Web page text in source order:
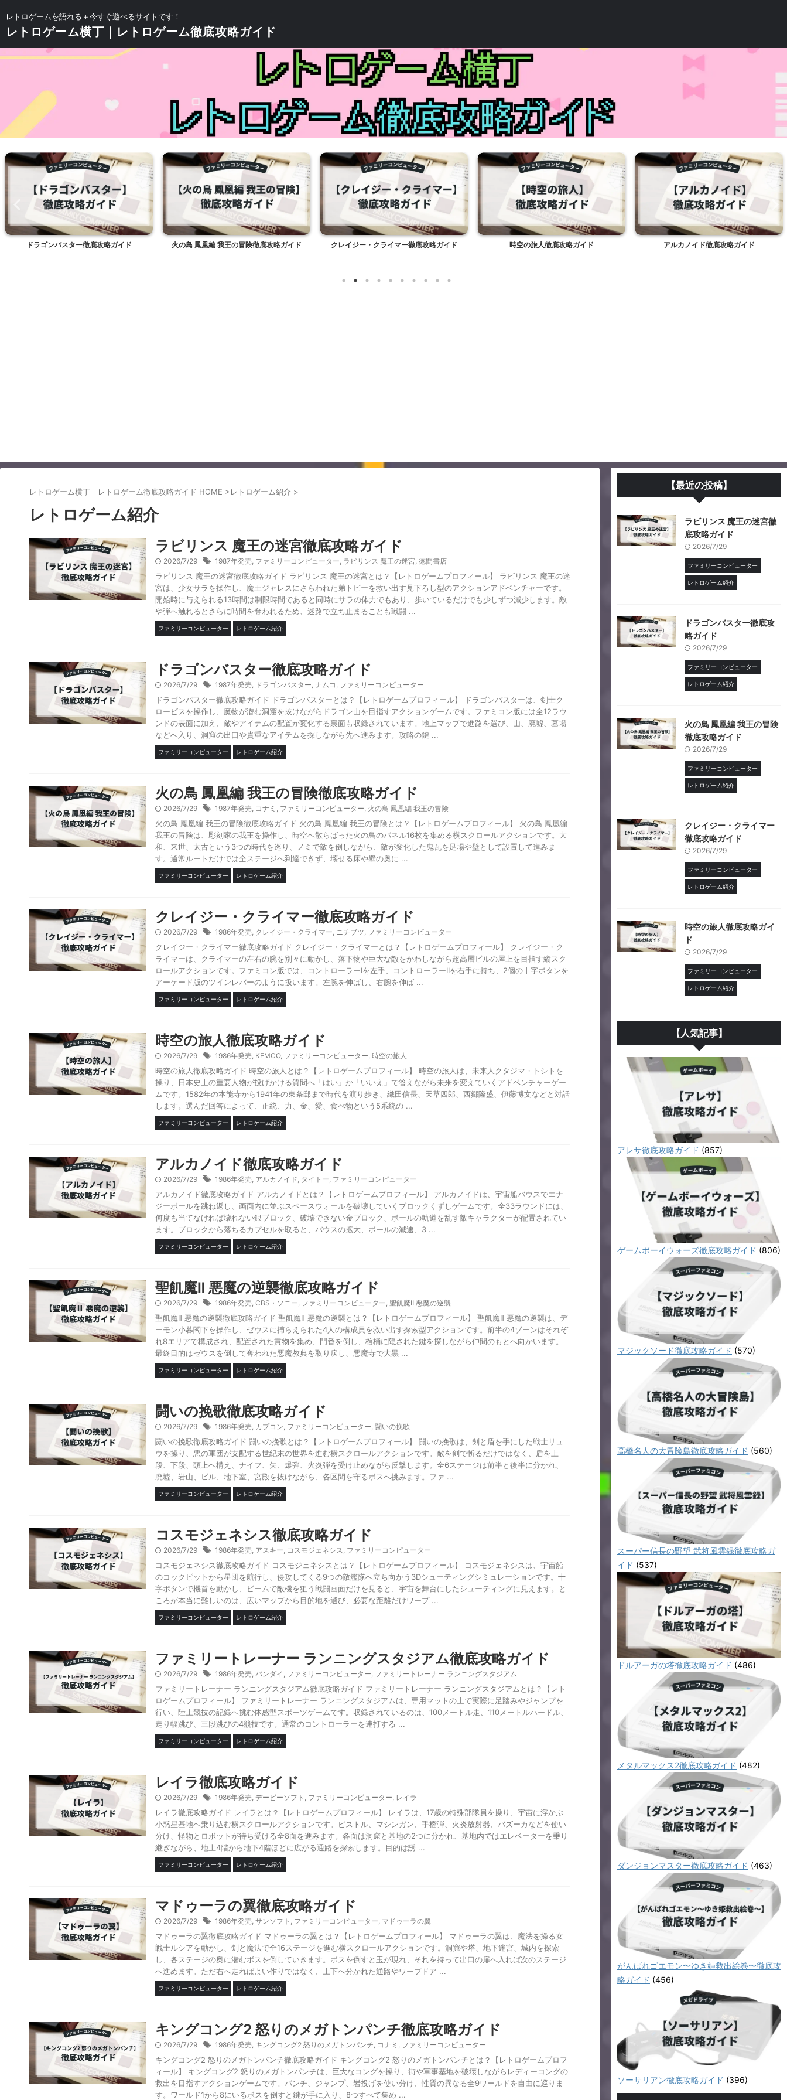
レトロゲームを語れる＋今すぐ遊べるサイトです！
レトロゲーム横丁｜レトロゲーム徹底攻略ガイド
ドラゴンバスター徹底攻略ガイド 火の鳥 鳳凰編 我王の冒険徹底攻略ガイド クレイジー・クライマー徹底攻略ガイド 時空の旅人徹底攻略ガイド アルカノイド徹底攻略ガイド
レトロゲーム横丁｜レトロゲーム徹底攻略ガイド HOME >レトロゲーム紹介 >
レトロゲーム紹介
ラビリンス 魔王の迷宮徹底攻略ガイド
2026/7/29 1987年発売, ファミリーコンピューター, ラビリンス 魔王の迷宮, 徳間書店
ラビリンス 魔王の迷宮徹底攻略ガイド ラビリンス 魔王の迷宮とは？【レトロゲームプロフィール】 ラビリンス 魔王の迷
宮は、少女サラを操作し、魔王ジャレスにさらわれた弟トビーを救い出す見下ろし型のアクションアドベンチャーです。
開始時に与えられる13時間は制限時間であると同時にサラの体力でもあり、歩いているだけでも少しずつ減少します。敵
や弾へ触れるとさらに時間を奪われるため、迷路で立ち止まることも戦闘 ...
ファミリーコンピューター レトロゲーム紹介
ドラゴンバスター徹底攻略ガイド
2026/7/29 1987年発売, ドラゴンバスター, ナムコ , ファミリーコンピューター
ドラゴンバスター徹底攻略ガイド ドラゴンバスターとは？【レトロゲームプロフィール】 ドラゴンバスターは、剣士ク
ロービスを操作し、魔物が潜む洞窟を抜けながらドラゴン山を目指すアクションゲームです。ファミコン版には全12ラウ
ンドの表面に加え、敵やアイテムの配置が変化する裏面も収録されています。地上マップで進路を選び、山、廃墟、墓場
などへ入り、洞窟の出口や貴重なアイテムを探しながら先へ進みます。攻略の鍵 ...
ファミリーコンピューター レトロゲーム紹介
火の鳥 鳳凰編 我王の冒険徹底攻略ガイド
2026/7/29 1987年発売, コナミ , ファミリーコンピューター, 火の鳥 鳳凰編 我王の冒険
火の鳥 鳳凰編 我王の冒険徹底攻略ガイド 火の鳥 鳳凰編 我王の冒険とは？【レトロゲームプロフィール】 火の鳥 鳳凰編
我王の冒険は、彫刻家の我王を操作し、時空へ散らばった火の鳥のパネル16枚を集める横スクロールアクションです。大
和、来世、太古という3つの時代を巡り、ノミで敵を倒しながら、敵が変化した鬼瓦を足場や壁として設置して進みま
す。通常ルートだけでは全ステージへ到達できず、壊せる床や壁の奥に ...
ファミリーコンピューター レトロゲーム紹介
クレイジー・クライマー徹底攻略ガイド
2026/7/29 1986年発売, クレイジー・クライマー, ニチブツ, ファミリーコンピューター
クレイジー・クライマー徹底攻略ガイド クレイジー・クライマーとは？【レトロゲームプロフィール】 クレイジー・ク
ライマーは、クライマーの左右の腕を別々に動かし、落下物や巨大な敵をかわしながら超高層ビルの屋上を目指す縦スク
ロールアクションです。ファミコン版では、コントローラーIを左手、コントローラーIIを右手に持ち、2個の十字ボタンを
アーケード版のツインレバーのように扱います。左腕を伸ばし、右腕を伸ば ...
ファミリーコンピューター レトロゲーム紹介
時空の旅人徹底攻略ガイド
2026/7/29 1986年発売, KEMCO, ファミリーコンピューター, 時空の旅人
時空の旅人徹底攻略ガイド 時空の旅人とは？【レトロゲームプロフィール】 時空の旅人は、未来人クタジマ・トシトを
操り、日本史上の重要人物が投げかける質問へ「はい」か「いいえ」で答えながら未来を変えていくアドベンチャーゲー
ムです。1582年の本能寺から1941年の東条邸まで時代を渡り歩き、織田信長、天草四郎、西郷隆盛、伊藤博文などと対話
します。選んだ回答によって、正統、力、金、愛、食べ物という5系統の ...
ファミリーコンピューター レトロゲーム紹介
アルカノイド徹底攻略ガイド
2026/7/29 1986年発売, アルカノイド, タイトー, ファミリーコンピューター
アルカノイド徹底攻略ガイド アルカノイドとは？【レトロゲームプロフィール】 アルカノイドは、宇宙船バウスでエナ
ジーボールを跳ね返し、画面内に並ぶスペースウォールを破壊していくブロックくずしゲームです。全33ラウンドには、
何度も当てなければ壊れない銀ブロック、破壊できない金ブロック、ボールの軌道を乱す敵キャラクターが配置されてい
ます。ブロックから落ちるカプセルを取ると、バウスの拡大、ボールの減速、3 ...
ファミリーコンピューター レトロゲーム紹介
聖飢魔Ⅱ 悪魔の逆襲徹底攻略ガイド
2026/7/29 1986年発売, CBS・ソニー, ファミリーコンピューター, 聖飢魔Ⅱ 悪魔の逆襲
聖飢魔Ⅱ 悪魔の逆襲徹底攻略ガイド 聖飢魔Ⅱ 悪魔の逆襲とは？【レトロゲームプロフィール】 聖飢魔Ⅱ 悪魔の逆襲は、デ
ーモン小暮閣下を操作し、ゼウスに捕らえられた4人の構成員を救い出す探索型アクションです。前半の4ゾーンはそれぞ
れ8エリアで構成され、配置された貢物を集め、門番を倒し、棺桶に隠された鍵を探しながら仲間のもとへ向かいます。
最終目的はゼウスを倒して奪われた悪魔教典を取り戻し、悪魔寺で大黒 ...
ファミリーコンピューター レトロゲーム紹介
闘いの挽歌徹底攻略ガイド
2026/7/29 1986年発売, カプコン, ファミリーコンピューター, 闘いの挽歌
闘いの挽歌徹底攻略ガイド 闘いの挽歌とは？【レトロゲームプロフィール】 闘いの挽歌は、剣と盾を手にした戦士リュ
ウを操り、悪の軍団が支配する世紀末の世界を進む横スクロールアクションです。敵を剣で斬るだけではなく、盾を上
段、下段、頭上へ構え、ナイフ、矢、爆弾、火炎弾を受け止めながら反撃します。全6ステージは前半と後半に分かれ、
廃墟、岩山、ビル、地下室、宮殿を抜けながら、各区間を守るボスへ挑みます。ファ ...
ファミリーコンピューター レトロゲーム紹介
コスモジェネシス徹底攻略ガイド
2026/7/29 1986年発売, アスキー, コスモジェネシス, ファミリーコンピューター
コスモジェネシス徹底攻略ガイド コスモジェネシスとは？【レトロゲームプロフィール】 コスモジェネシスは、宇宙船
のコックピットから星団を航行し、侵攻してくる9つの敵艦隊へ立ち向かう3Dシューティングシミュレーションです。十
字ボタンで機首を動かし、ビームで敵機を狙う戦闘画面だけを見ると、宇宙を舞台にしたシューティングに見えます。と
ころが本当に難しいのは、広いマップから目的地を選び、必要な距離だけワープ ...
ファミリーコンピューター レトロゲーム紹介
ファミリートレーナー ランニングスタジアム徹底攻略ガイド
2026/7/29 1986年発売, バンダイ , ファミリーコンピューター, ファミリートレーナー ランニングスタジアム
ファミリートレーナー ランニングスタジアム徹底攻略ガイド ファミリートレーナー ランニングスタジアムとは？【レト
ロゲームプロフィール】 ファミリートレーナー ランニングスタジアムは、専用マットの上で実際に足踏みやジャンプを
行い、陸上競技の記録へ挑む体感型スポーツゲームです。収録されているのは、100メートル走、110メートルハードル、
走り幅跳び、三段跳びの4競技です。通常のコントローラーを連打する ...
ファミリーコンピューター レトロゲーム紹介
レイラ徹底攻略ガイド
2026/7/29 1986年発売, デービーソフト , ファミリーコンピューター, レイラ
レイラ徹底攻略ガイド レイラとは？【レトロゲームプロフィール】 レイラは、17歳の特殊部隊員を操り、宇宙に浮かぶ
小惑星基地へ乗り込む横スクロールアクションです。ピストル、マシンガン、手榴弾、火炎放射器、バズーカなどを使い
分け、怪物とロボットが待ち受ける全8面を進みます。各面は洞窟と基地の2つに分かれ、基地内ではエレベーターを乗り
継ぎながら、地上4階から地下4階ほどに広がる通路を探索します。目的は誘 ...
ファミリーコンピューター レトロゲーム紹介
マドゥーラの翼徹底攻略ガイド
2026/7/29 1986年発売, サンソフト , ファミリーコンピューター, マドゥーラの翼
マドゥーラの翼徹底攻略ガイド マドゥーラの翼とは？【レトロゲームプロフィール】 マドゥーラの翼は、魔法を操る女
戦士ルシアを動かし、剣と魔法で全16ステージを進む横スクロールアクションです。洞窟や塔、地下迷宮、城内を探索
し、各ステージの奥に潜むボスを倒していきます。ボスを倒すと玉が現れ、それを持って出口の扉へ入れば次のステージ
へ進めます。ただ右へ走ればよい作りではなく、上下へ分かれた通路やワープドア ...
ファミリーコンピューター レトロゲーム紹介
キングコング2 怒りのメガトンパンチ徹底攻略ガイド
2026/7/29 1986年発売, キングコング2 怒りのメガトンパンチ, コナミ , ファミリーコンピューター
キングコング2 怒りのメガトンパンチ徹底攻略ガイド キングコング2 怒りのメガトンパンチとは？【レトロゲームプロフ
ィール】 キングコング2 怒りのメガトンパンチは、巨大なコングを操り、街や軍事基地を破壊しながらレディーコングの
救出を目指すアクションゲームです。パンチ、ジャンプ、岩投げを使い分け、性質の異なる全9ワールドを自由に巡りま
す。ワールド1から8にいるボスを倒すと鍵が手に入り、8つすべて集め ...
【最近の投稿】
ラビリンス 魔王の迷宮徹
底攻略ガイド
2026/7/29
ファミリーコンピューター
レトロゲーム紹介
ドラゴンバスター徹底攻
略ガイド
2026/7/29
ファミリーコンピューター
レトロゲーム紹介
火の鳥 鳳凰編 我王の冒険
徹底攻略ガイド
2026/7/29
ファミリーコンピューター
レトロゲーム紹介
クレイジー・クライマー
徹底攻略ガイド
2026/7/29
ファミリーコンピューター
レトロゲーム紹介
時空の旅人徹底攻略ガイ
ド
2026/7/29
ファミリーコンピューター
レトロゲーム紹介
【人気記事】
アレサ徹底攻略ガイド (857)
ゲームボーイウォーズ徹底攻略ガイド (806)
マジックソード徹底攻略ガイド (570)
高橋名人の大冒険島徹底攻略ガイド (560)
スーパー信長の野望 武将風雲録徹底攻略ガ
イド (537)
ドルアーガの塔徹底攻略ガイド (486)
メタルマックス2徹底攻略ガイド (482)
ダンジョンマスター徹底攻略ガイド (463)
がんばれゴエモン〜ゆき姫救出絵巻〜徹底攻
略ガイド (456)
ソーサリアン徹底攻略ガイド (396)